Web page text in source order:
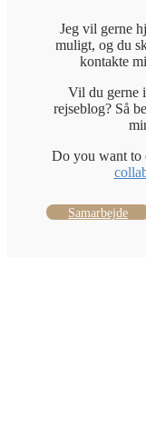
Jeg vil gerne
muligt, og du
kontakte
Vil du gerne
rejseblog? Så
Do you want to
Samarbejde